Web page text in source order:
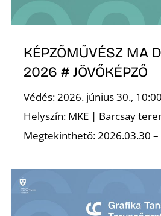
KÉPZŐMŰVÉSZ MA
2026 # JÖVŐKÉPZŐ
Védés: 2026. június 30., 10:00
Helyszín: MKE | Barcsay
Megtekinthető: 2026.03.30 –